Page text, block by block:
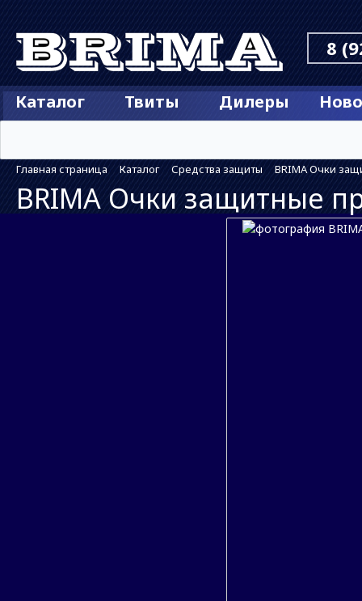
8
Каталог Твиты Дилеры
Главная страница Каталог Средства защиты BRIMA Очки
BRIMA Очки защитные